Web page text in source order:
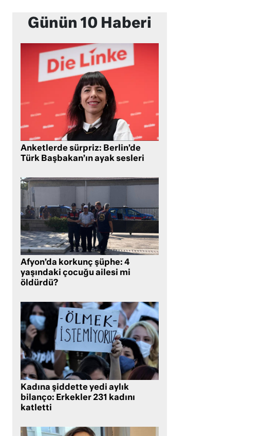
Günün 10 Haberi
Anketlerde sürpriz: Berlin’de
Türk Başbakan’ın ayak sesleri
Afyon’da korkunç şüphe: 4
yaşındaki çocuğu ailesi mi
öldürdü?
Kadına şiddette yedi aylık
bilanço: Erkekler 231 kadını
katletti